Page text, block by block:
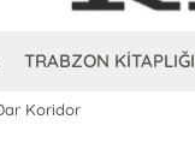
TRABZON KİTAPLIĞI
Koridor